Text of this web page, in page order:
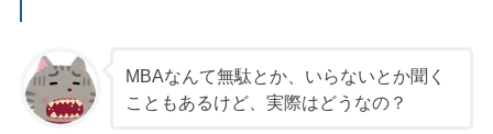
MBAなんて無駄とか、いらないとか聞く
こともあるけど、実際はどうなの？